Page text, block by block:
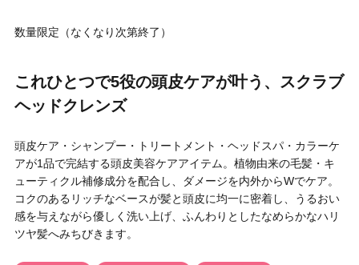
目的・用途
・悩みなど
発売日
検索
数量限定（なくなり次第終了）
これひとつで5役の頭皮ケアが叶う、スクラブ
ヘッドクレンズ
頭皮ケア・シャンプー・トリートメント・ヘッドスパ・カラーケ
アが1品で完結する頭皮美容ケアアイテム。植物由来の毛髪・キ
ューティクル補修成分を配合し、ダメージを内外からWでケア。
コクのあるリッチなベースが髪と頭皮に均一に密着し、うるおい
感を与えながら優しく洗い上げ、ふんわりとしたなめらかなハリ
ツヤ髪へみちびきます。